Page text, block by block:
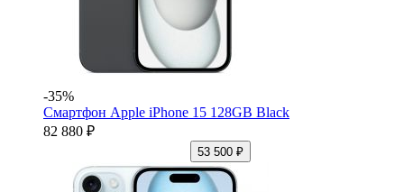
-35%
Смартфон Apple iPhone 15 128GB Black
82 880 ₽
53 500 ₽